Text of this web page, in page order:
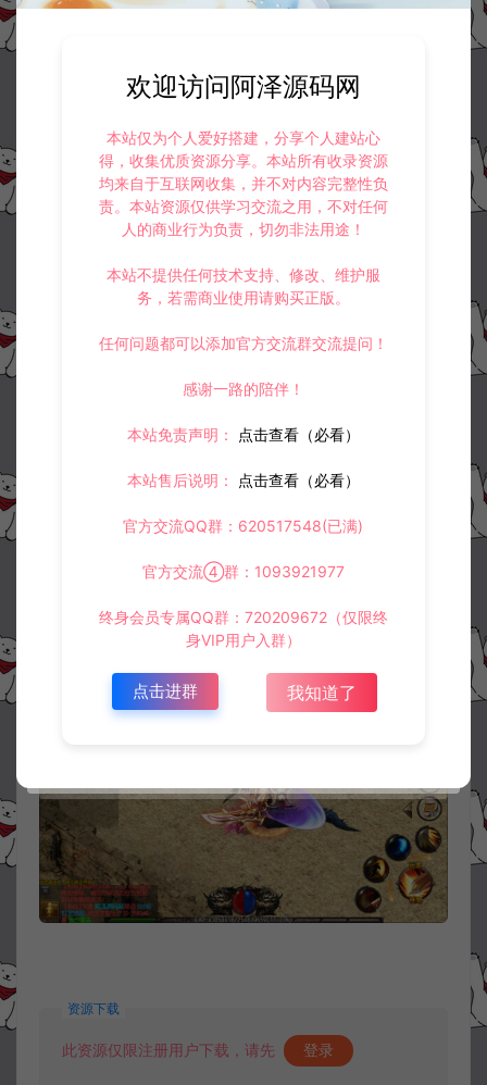
资源下载
此资源仅限注册用户下载，请先 登录
欢迎访问阿泽源码网
本站仅为个人爱好搭建，分享个人建站心
得，收集优质资源分享。本站所有收录资源
均来自于互联网收集，并不对内容完整性负
责。本站资源仅供学习交流之用，不对任何
人的商业行为负责，切勿非法用途！
本站不提供任何技术支持、修改、维护服
务，若需商业使用请购买正版。
任何问题都可以添加官方交流群交流提问！
感谢一路的陪伴！
本站免责声明： 点击查看（必看）
本站售后说明： 点击查看（必看）
官方交流QQ群：620517548(已满)
官方交流④群：1093921977
终身会员专属QQ群：720209672（仅限终
身VIP用户入群）
点击进群 我知道了